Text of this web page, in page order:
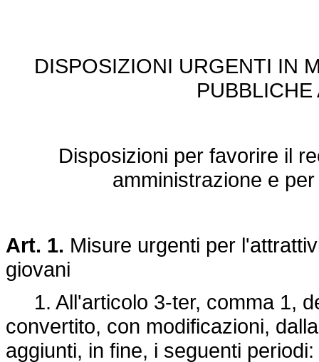
DISPOSIZIONI URGENTI IN
Disposizioni per favorire il
amministrazione e
Art. 1. Misure urgenti per
giovani
1. All'articolo 3-ter, comma 1,
convertito, con modificazioni,
aggiunti, in fine, i seguenti